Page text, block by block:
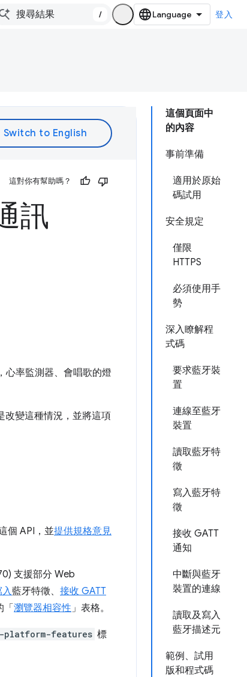
/ 登入
這個頁面中
的內容
事前準備
適用於原始
碼試用
安全規定
僅限
HTTPS
必須使用手
勢
深入瞭解程
式碼
要求藍牙裝
置
連線至藍牙
裝置
讀取藍牙特
徵
寫入藍牙特
徵
接收 GATT
通知
中斷與藍牙
裝置的連線
讀取及寫入
藍牙描述元
範例、試用
版和程式碼
這對你有幫助嗎？
訊
心率監測器、會唱歌的燈
改變這種情況，並將這項
個 API，並提供規格意見
支援部分 Web
入藍牙特徵、 接收 GATT
瀏覽器相容性」表格。
platform-features 標